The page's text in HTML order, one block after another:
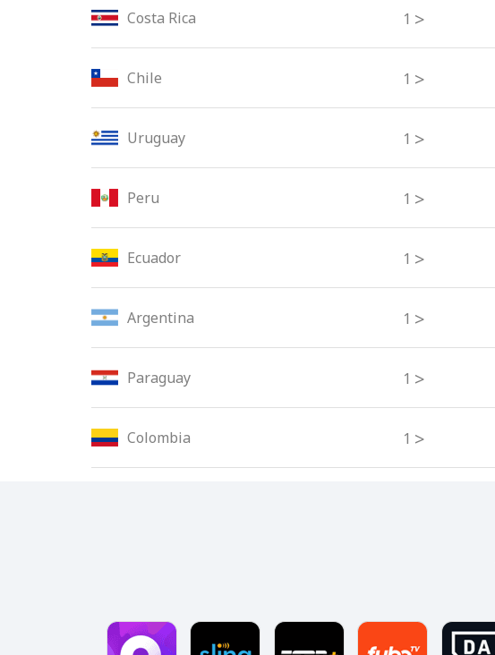
Costa Rica 1 >
Chile 1 >
Uruguay 1 >
Peru 1 >
Ecuador 1 >
Argentina 1 >
Paraguay 1 >
Colombia 1 >